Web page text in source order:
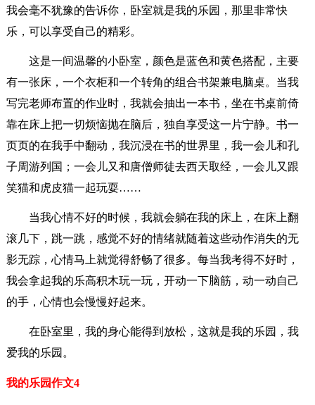
我会毫不犹豫的告诉你，卧室就是我的乐园，那里非常快
乐，可以享受自己的精彩。
这是一间温馨的小卧室，颜色是蓝色和黄色搭配，主要
有一张床，一个衣柜和一个转角的组合书架兼电脑桌。当我
写完老师布置的作业时，我就会抽出一本书，坐在书桌前倚
靠在床上把一切烦恼抛在脑后，独自享受这一片宁静。书一
页页的在我手中翻动，我沉浸在书的世界里，我一会儿和孔
子周游列国；一会儿又和唐僧师徒去西天取经，一会儿又跟
笑猫和虎皮猫一起玩耍……
当我心情不好的时候，我就会躺在我的床上，在床上翻
滚几下，跳一跳，感觉不好的情绪就随着这些动作消失的无
影无踪，心情马上就觉得舒畅了很多。每当我考得不好时，
我会拿起我的乐高积木玩一玩，开动一下脑筋，动一动自己
的手，心情也会慢慢好起来。
在卧室里，我的身心能得到放松，这就是我的乐园，我
爱我的乐园。
我的乐园作文4